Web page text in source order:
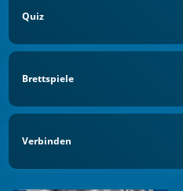
Quiz
Brettspiele
Verbinden